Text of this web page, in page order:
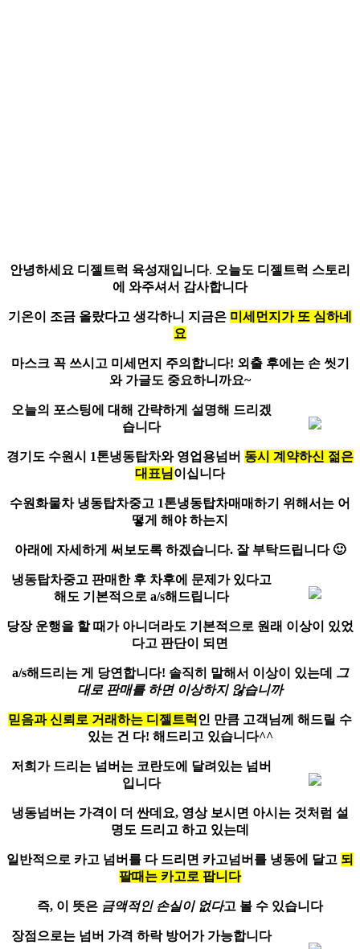
안녕하세요 디젤트럭 육성재입니다. 오늘도 디젤트럭 스토리
에 와주셔서 감사합니다
기온이 조금 올랐다고 생각하니 지금은 미세먼지가 또 심하네
요
마스크 꼭 쓰시고 미세먼지 주의합니다! 외출 후에는 손 씻기
와 가글도 중요하니까요~
오늘의 포스팅에 대해 간략하게 설명해 드리겠
습니다
경기도 수원시 1톤냉동탑차와 영업용넘버 동시 계약하신 젊은
대표님이십니다
수원화물차 냉동탑차중고 1톤냉동탑차매매하기 위해서는 어
떻게 해야 하는지
아래에 자세하게 써보도록 하겠습니다. 잘 부탁드립니다 🙂
냉동탑차중고 판매한 후 차후에 문제가 있다고
해도 기본적으로 a/s해드립니다
당장 운행을 할 때가 아니더라도 기본적으로 원래 이상이 있었
다고 판단이 되면
a/s해드리는 게 당연합니다! 솔직히 말해서 이상이 있는데 그
대로 판매를 하면 이상하지 않습니까
믿음과 신뢰로 거래하는 디젤트럭 인 만큼 고객님께 해드릴 수
있는 건 다! 해드리고 있습니다^^
저희가 드리는 넘버는 코란도에 달려있는 넘버
입니다
냉동넘버는 가격이 더 싼데요, 영상 보시면 아시는 것처럼 설
명도 드리고 하고 있는데
일반적으로 카고 넘버를 다 드리면 카고넘버를 냉동에 달고 되
팔때는 카고로 팝니다
즉, 이 뜻은 금액적인 손실이 없다고 볼 수 있습니다
장점으로는 넘버 가격 하락 방어 가 가능합니다